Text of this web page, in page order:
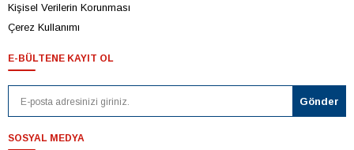
Kişisel Verilerin Korunması
Çerez Kullanımı
E-BÜLTENE KAYIT OL
SOSYAL MEDYA